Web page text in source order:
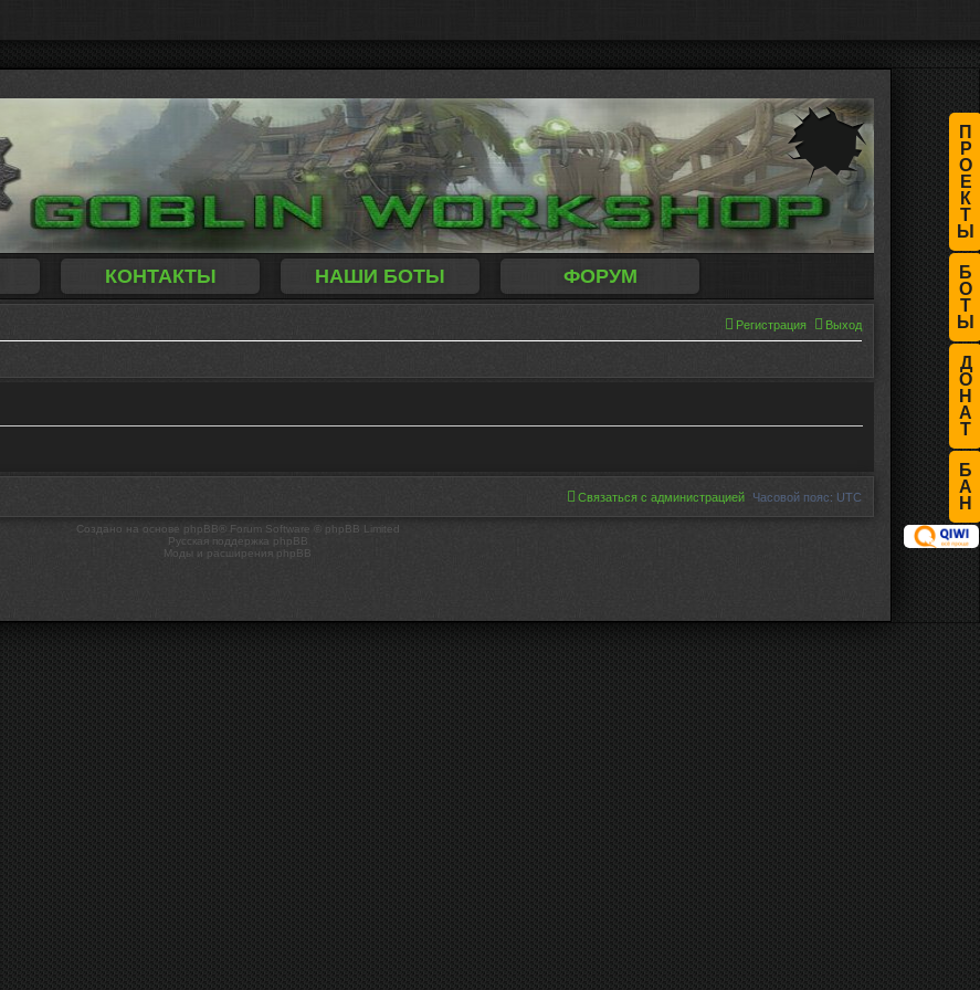
П
Р
О
Е
К
Т
Ы
Б
О
Т
Ы
Д
О
Н
А
Т
Б
А
Н
КОНТАКТЫ НАШИ БОТЫ ФОРУМ
Выход
Регистрация
Часовой пояс: UTC
Связаться с администрацией
Создано на основе phpBB® Forum Software © phpBB Limited
Русская поддержка phpBB
Моды и расширения phpBB